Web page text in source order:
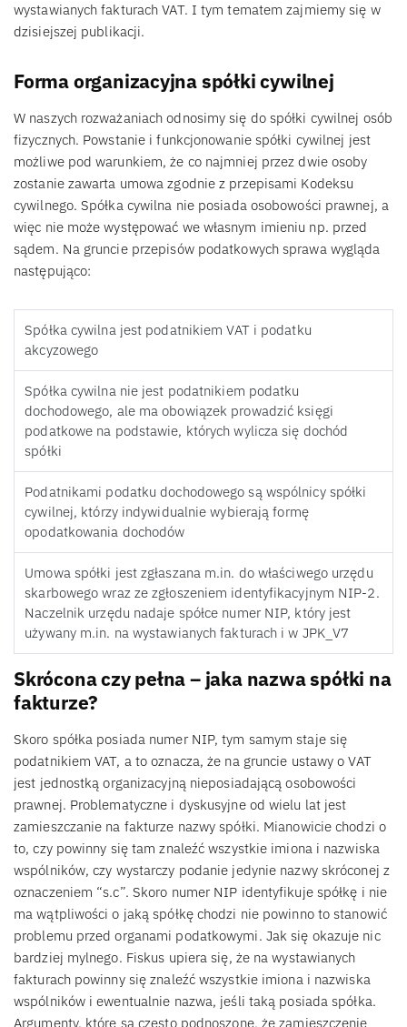
wystawianych fakturach VAT. I tym tematem zajmiemy się w
dzisiejszej publikacji.
Forma organizacyjna spółki cywilnej
W naszych rozważaniach odnosimy się do spółki cywilnej osób
fizycznych. Powstanie i funkcjonowanie spółki cywilnej jest
możliwe pod warunkiem, że co najmniej przez dwie osoby
zostanie zawarta umowa zgodnie z przepisami Kodeksu
cywilnego. Spółka cywilna nie posiada osobowości prawnej, a
więc nie może występować we własnym imieniu np. przed
sądem. Na gruncie przepisów podatkowych sprawa wygląda
następująco:
Spółka cywilna jest podatnikiem VAT i podatku
akcyzowego
Spółka cywilna nie jest podatnikiem podatku
dochodowego, ale ma obowiązek prowadzić księgi
podatkowe na podstawie, których wylicza się dochód
spółki
Podatnikami podatku dochodowego są wspólnicy spółki
cywilnej, którzy indywidualnie wybierają formę
opodatkowania dochodów
Umowa spółki jest zgłaszana m.in. do właściwego urzędu
skarbowego wraz ze zgłoszeniem identyfikacyjnym NIP-2.
Naczelnik urzędu nadaje spółce numer NIP, który jest
używany m.in. na wystawianych fakturach i w JPK_V7
Skrócona czy pełna – jaka nazwa spółki na
fakturze?
Skoro spółka posiada numer NIP, tym samym staje się
podatnikiem VAT, a to oznacza, że na gruncie ustawy o VAT
jest jednostką organizacyjną nieposiadającą osobowości
prawnej. Problematyczne i dyskusyjne od wielu lat jest
zamieszczanie na fakturze nazwy spółki. Mianowicie chodzi o
to, czy powinny się tam znaleźć wszystkie imiona i nazwiska
wspólników, czy wystarczy podanie jedynie nazwy skróconej z
oznaczeniem “s.c”. Skoro numer NIP identyfikuje spółkę i nie
ma wątpliwości o jaką spółkę chodzi nie powinno to stanowić
problemu przed organami podatkowymi. Jak się okazuje nic
bardziej mylnego. Fiskus upiera się, że na wystawianych
fakturach powinny się znaleźć wszystkie imiona i nazwiska
wspólników i ewentualnie nazwa, jeśli taką posiada spółka.
Argumenty, które są często podnoszone, że zamieszczenie